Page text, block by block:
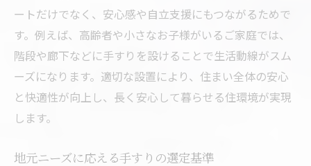
ートだけでなく、安心感や自立支援にもつながるためで
す。例えば、高齢者や小さなお子様がいるご家庭では、
階段や廊下などに手すりを設けることで生活動線がスム
ーズになります。適切な設置により、住まい全体の安心
と快適性が向上し、長く安心して暮らせる住環境が実現
します。
地元ニーズに応える手すりの選定基準